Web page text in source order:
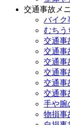
交通事故メ
バイク
むちう
交通事
交通事
交通事
交通事
交通事
交通事
手や腕
物損事